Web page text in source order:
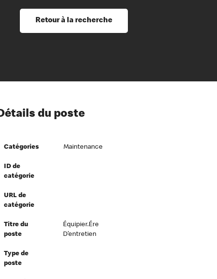
et perfectionnement
du savoir
à l’égard de nos employés
directeurs
équité et inclusion
au travail
Retour à la recherche
du poste
Catégories Maintenance
ID de
catégorie
URL de
catégorie
Titre du
poste
Équipier.ére
D’entretien
Type de
poste